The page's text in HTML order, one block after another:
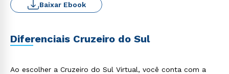
Baixar Ebook
Diferenciais Cruzeiro do Sul
Ao escolher a Cruzeiro do Sul Virtual, você conta com a